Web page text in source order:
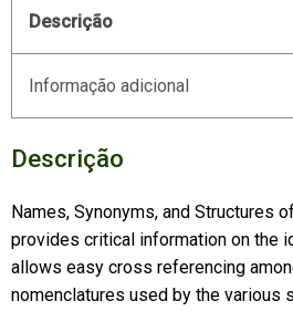
quantidade
Descrição
Informação adicional
Descrição
Names, Synonyms, and Structures
provides critical information on the
allows easy cross referencing
nomenclatures used by the various